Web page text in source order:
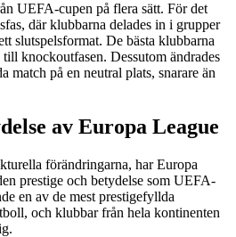
UEFA-cupen på flera sätt. För det
där klubbarna delades in i grupper
slutspelsformat. De bästa klubbarna
knockoutfasen. Dessutom ändrades
match på en neutral plats, snarare än
av Europa League
förändringarna, har Europa
prestige och betydelse som UEFA-
en av de mest prestigefyllda
och klubbar från hela kontinenten